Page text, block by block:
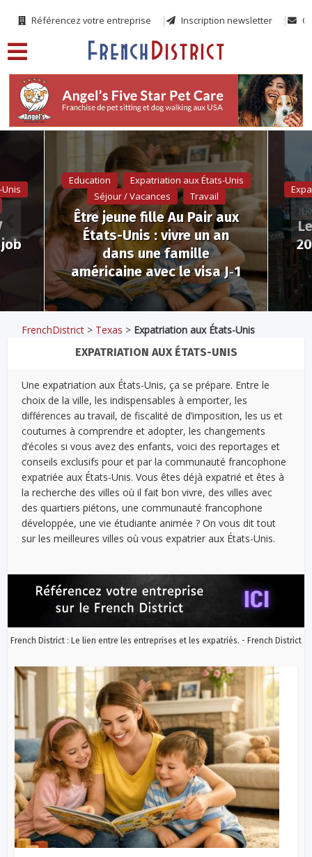
Référencez votre entreprise Inscription newsletter
Education
Expatriation aux États-Unis
Séjour / Vacances
Travail
Être jeune fille Au Pair aux
États-Unis : vivre un an
dans une famille
américaine avec le visa J‑1
FrenchDistrict > Texas > Expatriation aux États-Unis
EXPATRIATION AUX ÉTATS-UNIS
Une expatriation aux États-Unis, ça se prépare. Entre le
choix de la ville, les indispensables à emporter, les
différences au travail, de fiscalité de d’imposition, les us et
coutumes à comprendre et adopter, les changements
d’écoles si vous avez des enfants, voici des reportages et
conseils exclusifs pour et par la communauté francophone
expatriée aux États-Unis. Vous êtes déjà expatrié et êtes à
la recherche des villes où il fait bon vivre, des villes avec
des quartiers piétons, une communauté francophone
développée, une vie étudiante animée ? On vous dit tout
sur les meilleures villes où vous expatrier aux États-Unis.
French District : Le lien entre les entreprises et les expatriés. - French District